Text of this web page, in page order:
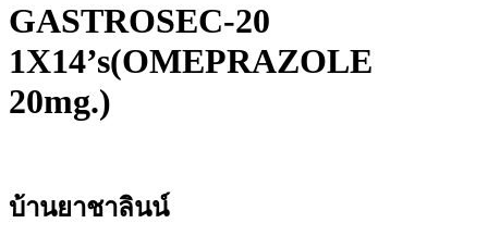
GASTROSEC-20
1X14’s(OMEPRAZOLE
20mg.)
บ้านยาชาลินน์